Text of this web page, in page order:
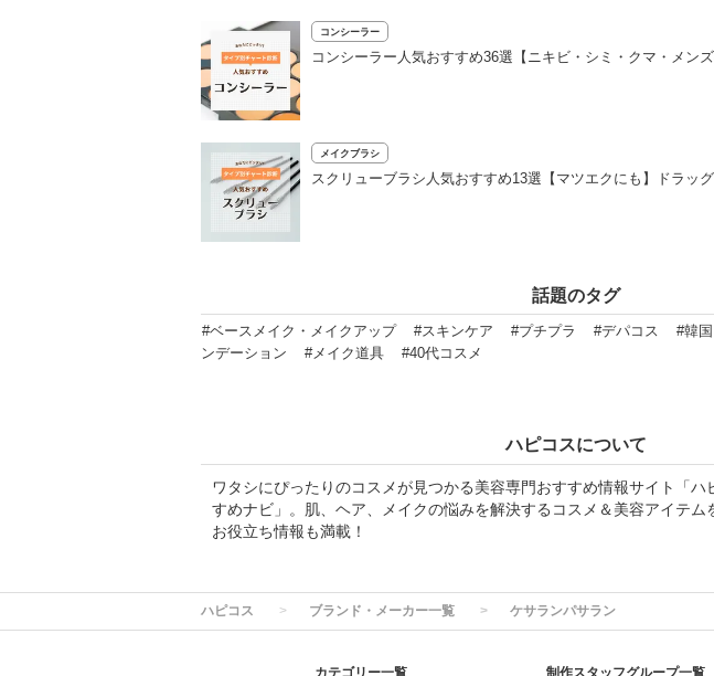
コンシーラー
コンシーラー人気おすすめ36選【ニキビ・シミ・クマ・メン
メイクブラシ
スクリューブラシ人気おすすめ13選【マツエクにも】ドラッ
話題のタグ
#ベースメイク・メイクアップ #スキンケア #プチプラ #デパコス #韓
ンデーション
#メイク道具 #40代コスメ
ハピコスについて
ワタシにぴったりのコスメが見つかる美容専門おすすめ情報サイト「
すめナビ」。肌、ヘア、メイクの悩みを解決するコスメ＆美容アイテ
お役立ち情報も満載！
ハピコス ブランド・メーカー一覧 ケサランパサラン
カテゴリー一覧 制作スタッフグループ一覧